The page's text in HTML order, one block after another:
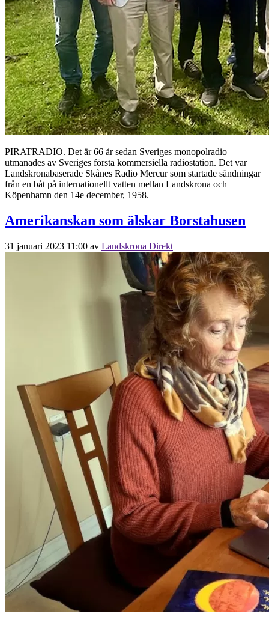
PIRATRADIO. Det är 66 år sedan Sveriges monopolradio
utmanades av Sveriges första kommersiella radiostation. Det var
Landskronabaserade Skånes Radio Mercur som startade sändningar
från en båt på internationellt vatten mellan Landskrona och
Köpenhamn den 14e december, 1958.
Amerikanskan som älskar Borstahusen
31 januari 2023 11:00 av Landskrona Direkt